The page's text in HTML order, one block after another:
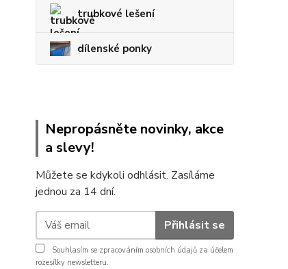
trubkové lešení
dílenské ponky
Nepropásněte novinky, akce
a slevy!
Můžete se kdykoli odhlásit. Zasíláme
jednou za 14 dní.
Přihlásit se
Souhlasím se zpracováním osobních údajů za účelem
rozesílky newsletteru.